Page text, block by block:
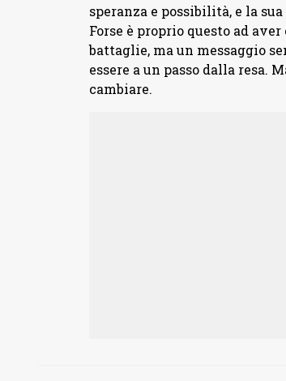
speranza e possibilità, e la
Forse è proprio questo ad
battaglie, ma un messaggio
essere a un passo dalla resa.
cambiare.